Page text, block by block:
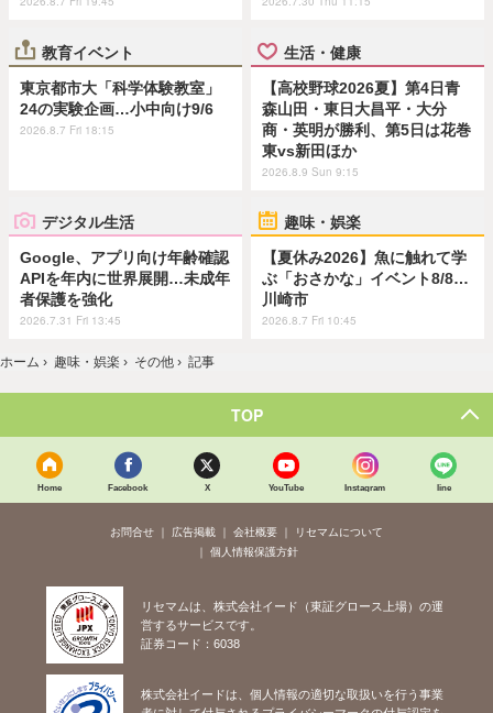
教育イベント
東京都市大「科学体験教室」
24の実験企画…小中向け9/6
2026.8.7 Fri 18:15
生活・健康
【高校野球2026夏】第4日青
森山田・東日大昌平・大分
商・英明が勝利、第5日は花巻
東vs新田ほか
2026.8.9 Sun 9:15
デジタル生活
Google、アプリ向け年齢確認
APIを年内に世界展開…未成年
者保護を強化
2026.7.31 Fri 13:45
趣味・娯楽
【夏休み2026】魚に触れて学
ぶ「おさかな」イベント8/8…
川崎市
2026.8.7 Fri 10:45
ホーム › 趣味・娯楽 › その他 › 記事
TOP
Home Facebook X YouTube Instagram line
お問合せ 広告掲載 会社概要
リセマムについて
個人情報保護方針
リセマムは、株式会社イード（東証グロース上場）の運
営するサービスです。
証券コード：6038
株式会社イードは、個人情報の適切な取扱いを行う事業